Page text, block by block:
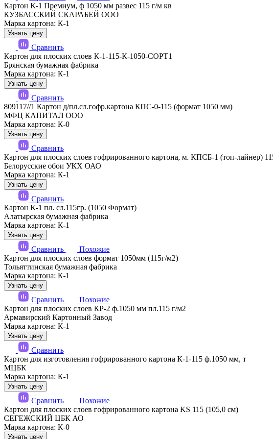
Картон К-1 Премиум, ф 1050 мм развес 115 г/м кв
КУЗБАССКИЙ СКАРАБЕЙ ООО
Марка картона: К-1
Узнать цену
Сравнить
Картон для плоских слоев К-1-115-К-1050-СОРТ1
Брянская бумажная фабрика
Марка картона: К-1
Узнать цену
Сравнить
809117//1 Картон д/пл.сл.гофр.картона КПС-0-115 (формат 1050 мм)
МФЦ КАПИТАЛ ООО
Марка картона: К-0
Узнать цену
Сравнить
Картон для плоских слоев гофрированного картона, м. КПСБ-1 (топ-лайнер)
Белорусские обои УКХ ОАО
Марка картона: К-1
Узнать цену
Сравнить
Картон К-1 пл. сл.115гр. (1050 Формат)
Алатырская бумажная фабрика
Марка картона: К-1
Узнать цену
Сравнить
Похожие
Картон для плоских слоев формат 1050мм (115г/м2)
Тольяттинская бумажная фабрика
Марка картона: К-1
Узнать цену
Сравнить
Похожие
Картон для плоских слоев КР-2 ф.1050 мм пл.115 г/м2
Армавирский Картонный Завод
Марка картона: К-1
Узнать цену
Сравнить
Картон для изготовления гофрированного картона К-1-115 ф.1050 мм, т
МЦБК
Марка картона: К-1
Узнать цену
Сравнить
Похожие
Картон для плоских слоев гофрированного картона KS 115 (105,0 см)
СЕГЕЖСКИЙ ЦБК АО
Марка картона: К-0
Узнать цену